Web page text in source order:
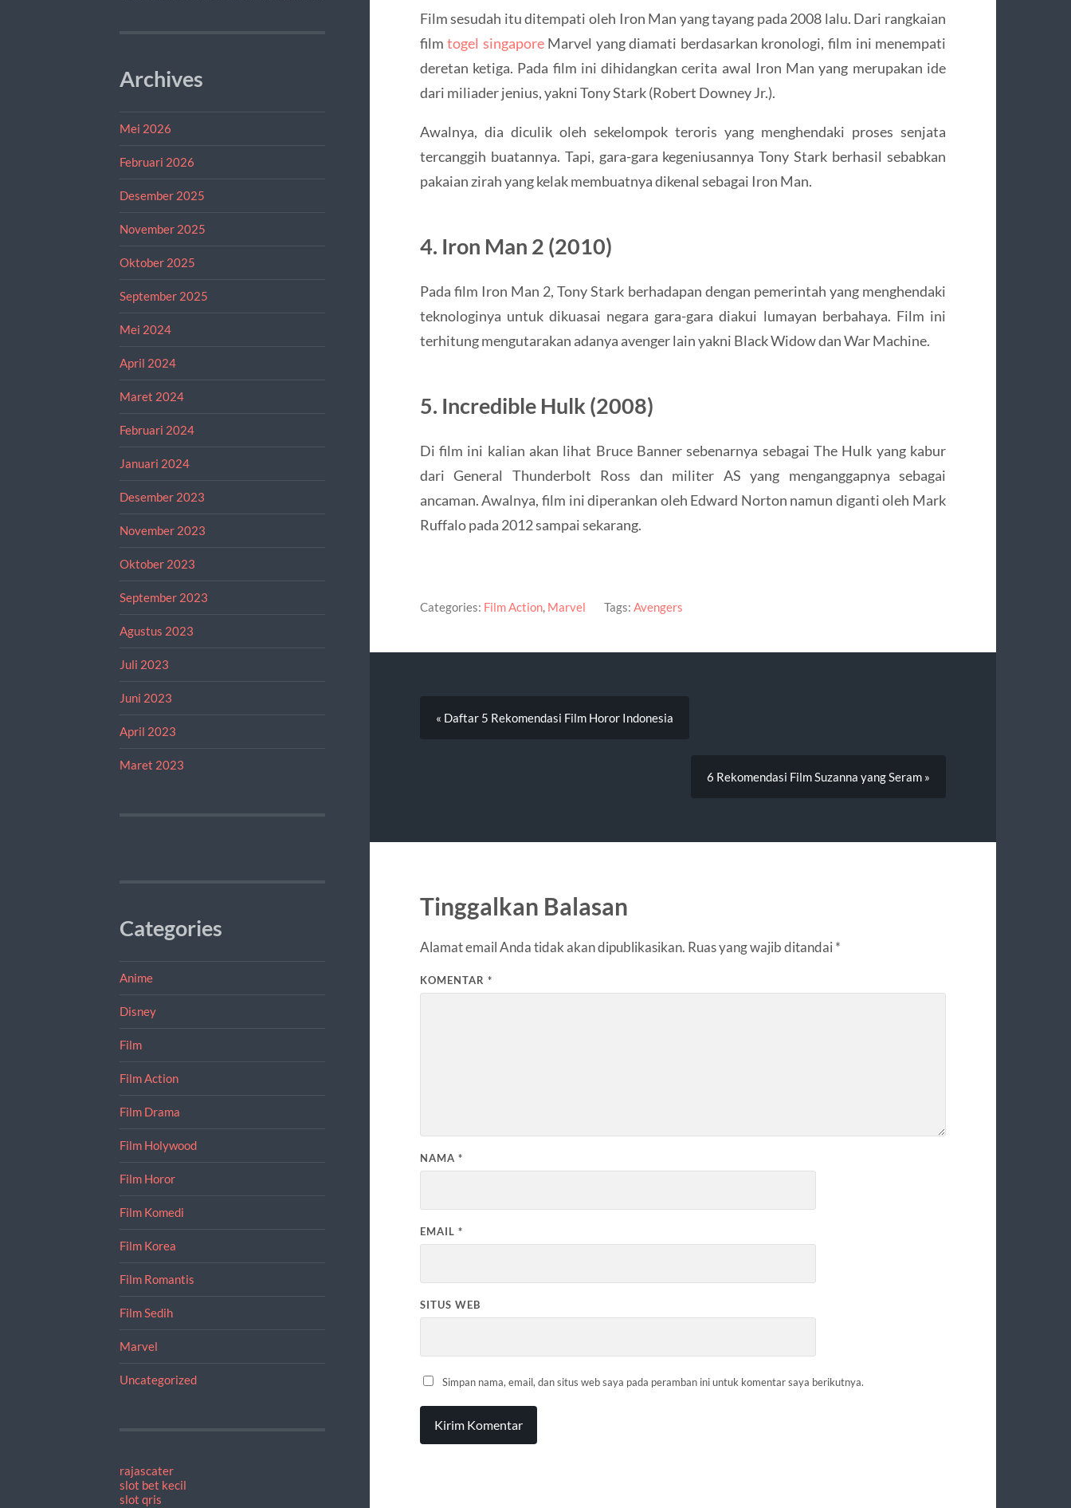
Archives
Mei 2026
Februari 2026
Desember 2025
November 2025
Oktober 2025
September 2025
Mei 2024
April 2024
Maret 2024
Februari 2024
Januari 2024
Desember 2023
November 2023
Oktober 2023
September 2023
Agustus 2023
Juli 2023
Juni 2023
April 2023
Maret 2023
Categories
Anime
Disney
Film
Film Action
Film Drama
Film Holywood
Film Horor
Film Komedi
Film Korea
Film Romantis
Film Sedih
Marvel
Uncategorized
rajascater
slot bet kecil
slot qris
Film sesudah itu ditempati oleh Iron Man yang tayang pada 2008 lalu. Dari rangkaian
filmtogel singaporeMarvel yang diamati berdasarkan kronologi, film ini menempati
deretan ketiga. Pada film ini dihidangkan cerita awal Iron Man yang merupakan ide
dari miliader jenius, yakni Tony Stark (Robert Downey Jr.).
Awalnya, dia diculik oleh sekelompok teroris yang menghendaki proses senjata
tercanggih buatannya. Tapi, gara-gara kegeniusannya Tony Stark berhasil sebabkan
pakaian zirah yang kelak membuatnya dikenal sebagai Iron Man.
4. Iron Man 2 (2010)
Pada film Iron Man 2, Tony Stark berhadapan dengan pemerintah yang menghendaki
teknologinya untuk dikuasai negara gara-gara diakui lumayan berbahaya. Film ini
terhitung mengutarakan adanya avenger lain yakni Black Widow dan War Machine.
5. Incredible Hulk (2008)
Di film ini kalian akan lihat Bruce Banner sebenarnya sebagai The Hulk yang kabur
dari General Thunderbolt Ross dan militer AS yang menganggapnya sebagai
ancaman. Awalnya, film ini diperankan oleh Edward Norton namun diganti oleh Mark
Ruffalo pada 2012 sampai sekarang.
Categories: Film Action, Marvel Tags: Avengers
« Daftar 5 Rekomendasi Film Horor Indonesia
6 Rekomendasi Film Suzanna yang Seram »
Tinggalkan Balasan
Alamat email Anda tidak akan dipublikasikan. Ruas yang wajib ditandai *
KOMENTAR *
NAMA *
EMAIL *
SITUS WEB
Simpan nama, email, dan situs web saya pada peramban ini untuk komentar saya berikutnya.